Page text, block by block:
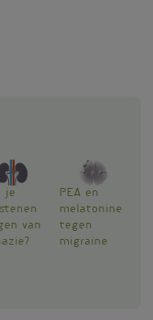
je
van
PEA en
melatonine
tegen
migraine